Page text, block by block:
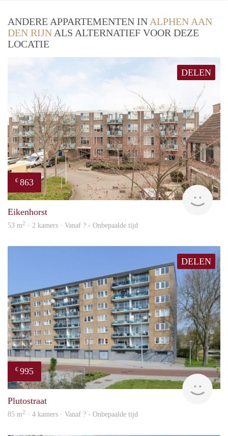
ANDERE APPARTEMENTEN IN ALPHEN AAN
DEN RIJN ALS ALTERNATIEF VOOR DEZE
LOCATIE
DELEN
€ 863
Eikenhorst
53 m2 · 2 kamers · Vanaf ? - Onbepaalde tijd
DELEN
€ 995
Plutostraat
85 m2 · 4 kamers · Vanaf ? - Onbepaalde tijd